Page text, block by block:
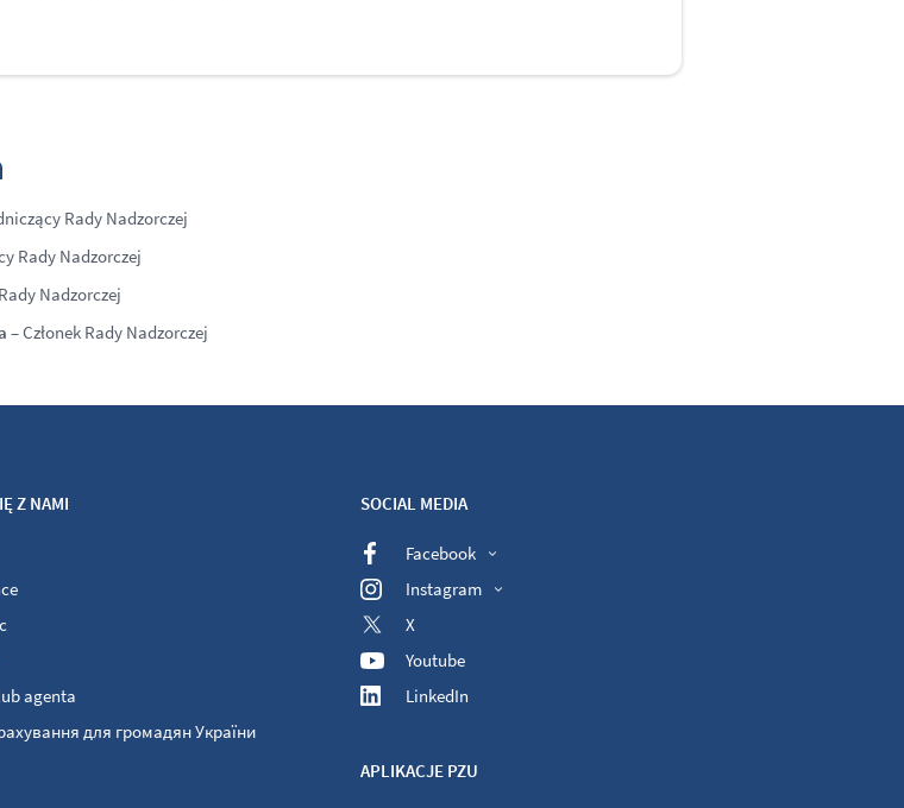
Rady Nadzorczej
Rady Nadzorczej
Nadzorczej
– Członek Rady Nadzorczej
Z NAMI
agenta
для громадян України
SOCIAL MEDIA
Facebook
Instagram
X
Youtube
LinkedIn
APLIKACJE PZU